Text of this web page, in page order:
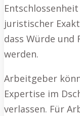
juristischer
dass Würde
werden.
Arbeitgeber
Expertise im
verlassen. Für